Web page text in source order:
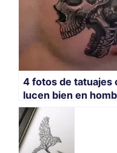
4 fotos de tatuajes
lucen bien en